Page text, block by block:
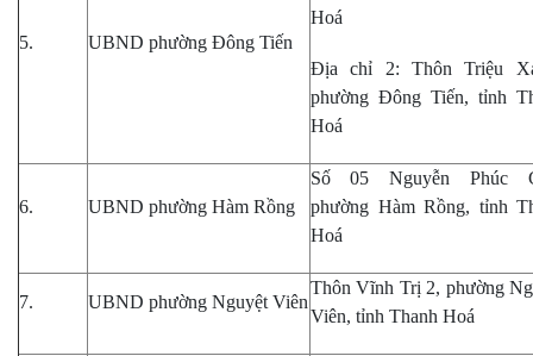
5. UBND phường Đông Tiến
Hoá
Địa chỉ 2: Thôn Triệu
phường Đông Tiến, tỉnh
Hoá
6. UBND phường Hàm Rồng
Số
05 Nguyễn Phúc
phường Hàm Rồng, tỉnh
Hoá
7. UBND phường Nguyệt Viên
Thôn Vĩnh Trị 2, phường
Viên, tỉnh Thanh Hoá